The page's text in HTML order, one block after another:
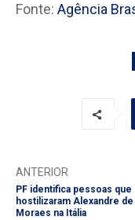
Fonte: Agência
ANTERIOR
PF identifica pessoas que
hostilizaram Alexandre de
Moraes na Itália